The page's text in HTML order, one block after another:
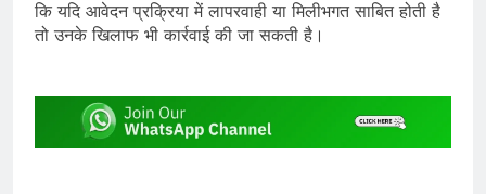
कि यदि आवेदन प्रक्रिया में लापरवाही या मिलीभगत साबित होती है
तो उनके खिलाफ भी कार्रवाई की जा सकती है।